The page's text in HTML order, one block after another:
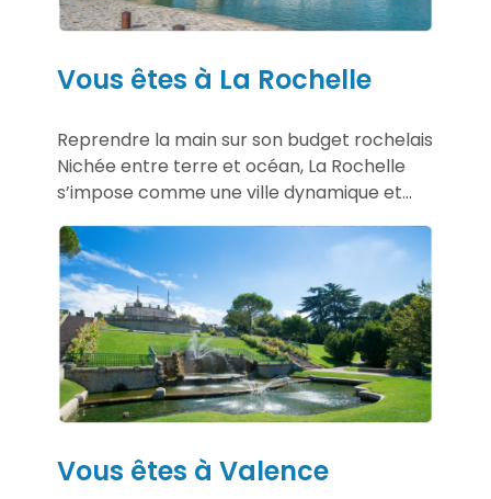
Vous êtes à La Rochelle
Reprendre la main sur son budget rochelais
Nichée entre terre et océan, La Rochelle
s’impose comme une ville dynamique et...
Vous êtes à Valence